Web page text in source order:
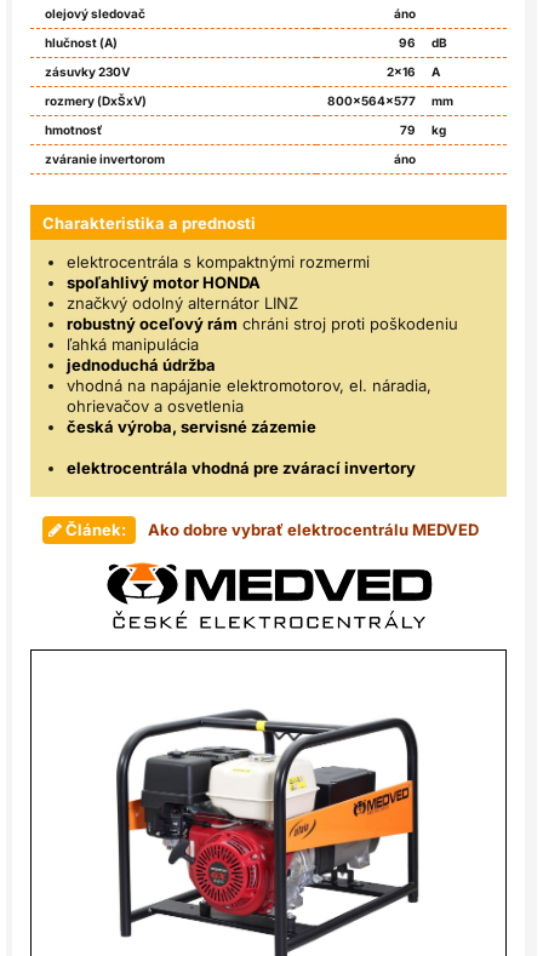
olejový sledovač
hlučnost (A)
zásuvky 230V
rozmery (DxŠxV)
hmotnosť
zváranie invertorom
áno
96
2x16
800x564x577
79
áno
dB
A
mm
kg
Charakteristika a prednosti
elektrocentrála s kompaktnými rozmermi
spoľahlivý motor HONDA
značkvý odolný alternátor LINZ
robustný oceľový rám chráni stroj proti poškodeniu
ľahká manipulácia
jednoduchá údržba
vhodná na napájanie elektromotorov, el. náradia,
ohrievačov a osvetlenia
česká výroba, servisné zázemie
elektrocentrála vhodná pre zvárací invertory
Článek: Ako dobre vybrať elektrocentrálu MEDVED